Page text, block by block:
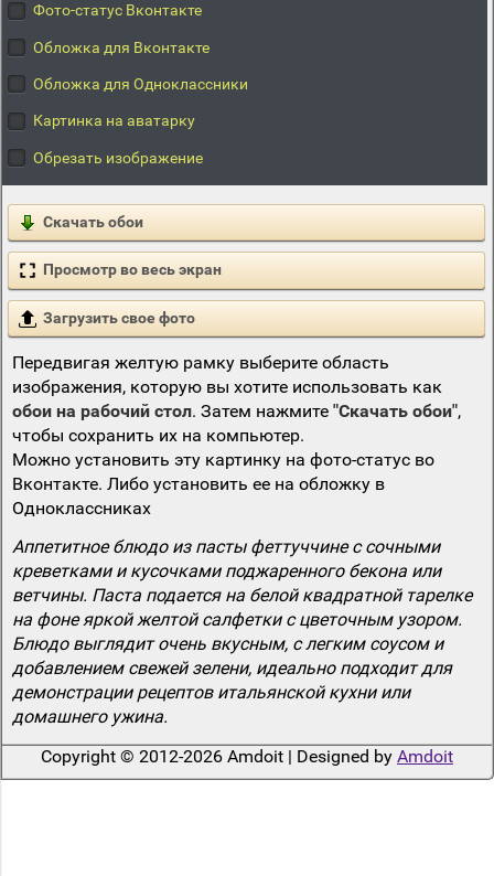
Фото-статус Вконтакте
Обложка для Вконтакте
Обложка для Одноклассники
Картинка на аватарку
Обрезать изображение
Скачать обои
Просмотр во весь экран
Загрузить свое фото
Передвигая желтую рамку выберите область
изображения, которую вы хотите использовать как
обои на рабочий стол. Затем нажмите "Скачать обои",
чтобы сохранить их на компьютер.
Можно установить эту картинку на фото-статус во
Вконтакте. Либо установить ее на обложку в
Одноклассниках
Аппетитное блюдо из пасты феттуччине с сочными
креветками и кусочками поджаренного бекона или
ветчины. Паста подается на белой квадратной тарелке
на фоне яркой желтой салфетки с цветочным узором.
Блюдо выглядит очень вкусным, с легким соусом и
добавлением свежей зелени, идеально подходит для
демонстрации рецептов итальянской кухни или
домашнего ужина.
Copyright © 2012-2026 Amdoit | Designed by Amdoit